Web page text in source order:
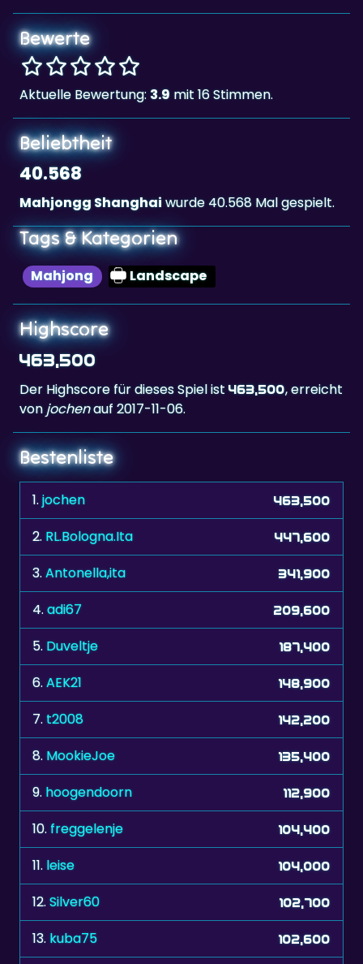
Bewerte
Aktuelle Bewertung: 3.9 mit 16 Stimmen.
Beliebtheit
40.568
Mahjongg Shanghaiwurde 40.568 Mal gespielt.
Tags & Kategorien
Mahjong Landscape
Highscore
463,500
Der Highscore für dieses Spiel ist463,500, erreicht
vonjochenauf 2017-11-06.
Bestenliste
1.jochen 463,500
2. RL.Bologna.Ita 447,600
3.Antonella,ita 341,900
4.adi67 209,600
5. Duveltje 187,400
6.AEK21 148,900
7.t2008 142,200
8. MookieJoe 135,400
9. hoogendoorn 112,900
10.freggelenje 104,400
11. leise 104,000
12.Silver60 102,700
13. kuba75 102,600